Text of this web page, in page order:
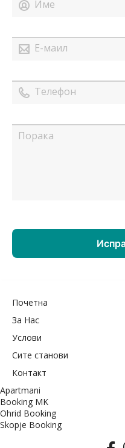
Почетна
За Нас
Услови
Сите станови
Контакт
Apartmani
Booking MK
Ohrid Booking
Skopje Booking